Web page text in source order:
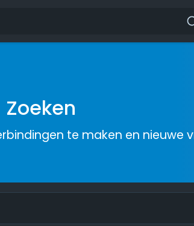
Zoeken
te maken en nieuwe